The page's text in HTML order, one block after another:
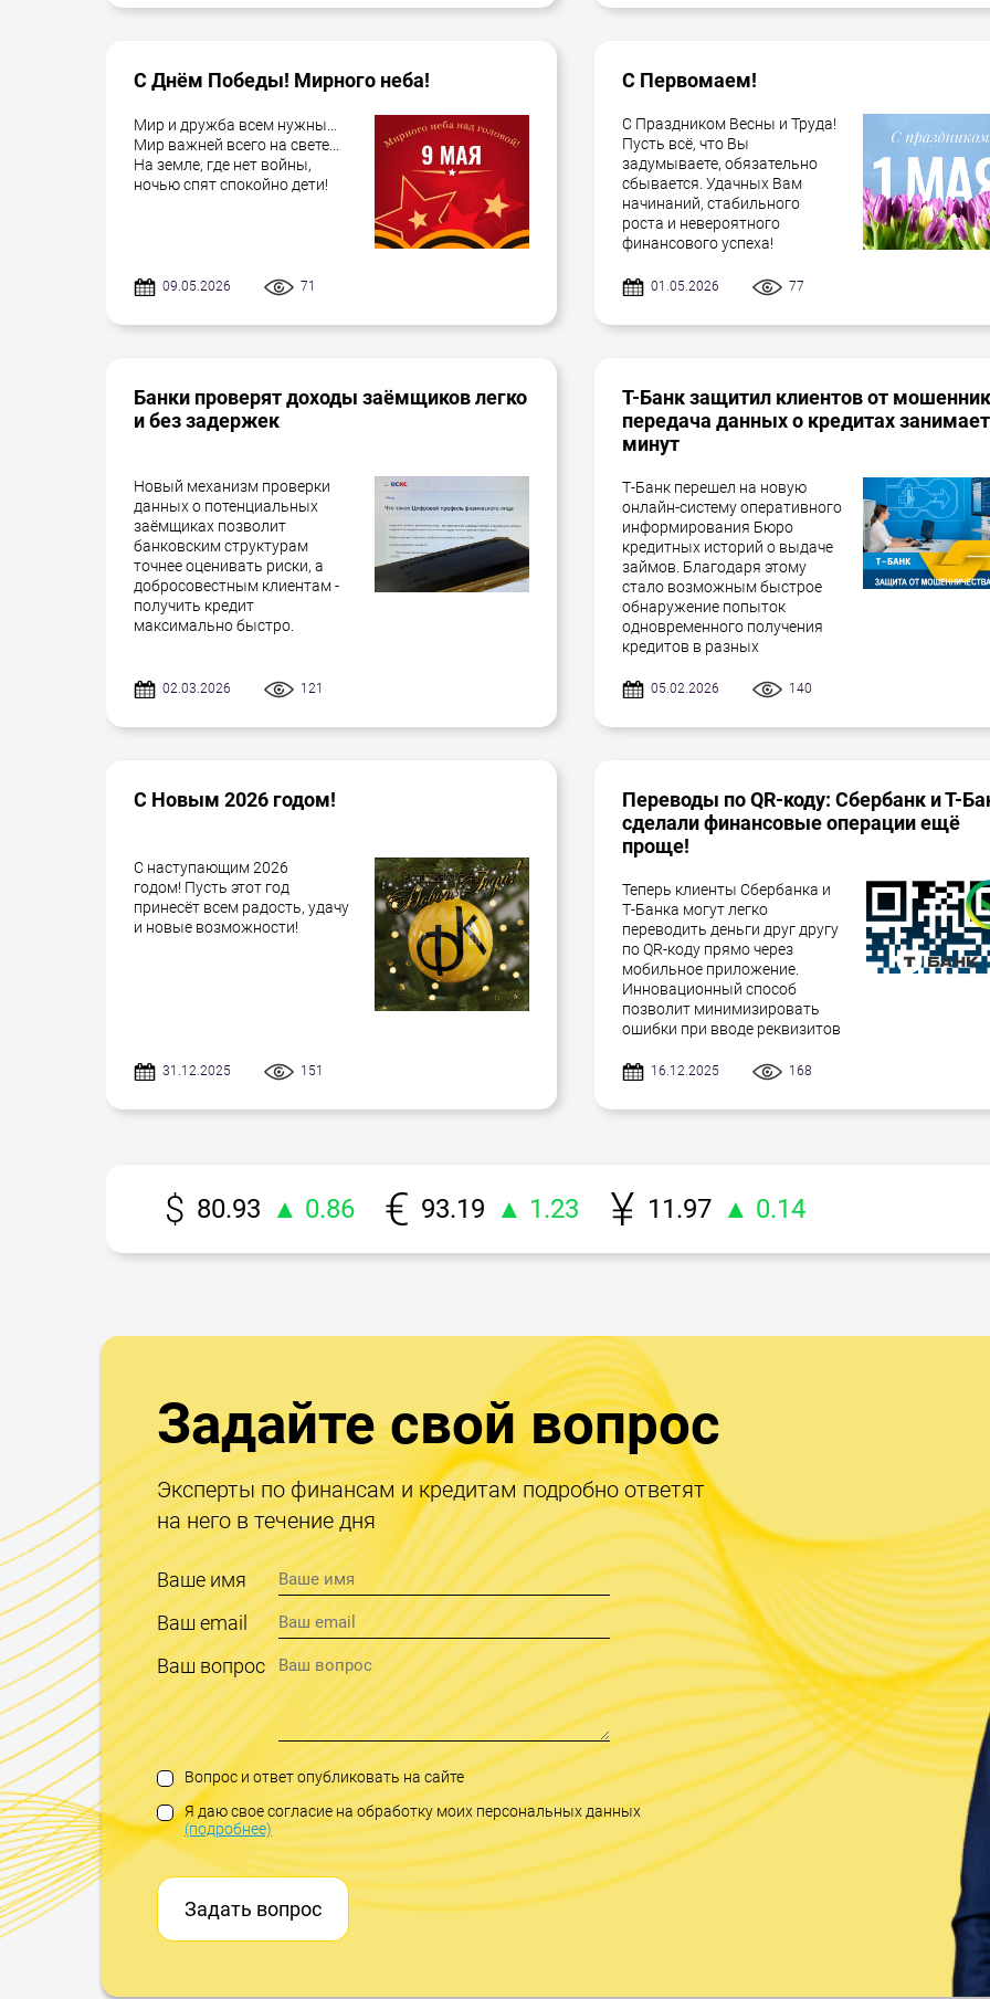
С Днём Победы! Мирного неба!
Мир и дружба всем нужны...
Мир важней всего на свете...
На земле, где нет войны,
ночью спят спокойно дети!
09.05.2026 71
С Первомаем!
С Праздником Весны и Труда!
Пусть всё, что Вы
задумываете, обязательно
сбывается. Удачных Вам
начинаний, стабильного
роста и невероятного
финансового успеха!
01.05.2026 77
Банки проверят доходы заёмщиков легко
и без задержек
Новый механизм проверки
данных о потенциальных
заёмщиках позволит
банковским структурам
точнее оценивать риски, а
добросовестным клиентам -
получить кредит
максимально быстро.
02.03.2026 121
Т-Банк защитил клиентов от
передача данных о кредитах
минут
Т-Банк перешел на новую
онлайн-систему оперативного
информирования Бюро
кредитных историй о выдаче
займов. Благодаря этому
стало возможным быстрое
обнаружение попыток
одновременного получения
кредитов в разных
05.02.2026 140
С Новым 2026 годом!
С наступающим 2026
годом! Пусть этот год
принесёт всем радость, удачу
и новые возможности!
31.12.2025 151
Переводы по QR-коду: Сбербанк и Т-
сделали финансовые операции ещё
проще!
Теперь клиенты Сбербанка и
Т-Банка могут легко
переводить деньги друг другу
по QR-коду прямо через
мобильное приложение.
Инновационный способ
позволит минимизировать
ошибки при вводе реквизитов
16.12.2025 168
80.93 ▲ 0.86 93.19 ▲ 1.23 11.97 ▲ 0.14
Задайте свой вопрос
Эксперты по финансам и кредитам подробно ответят
на него в течение дня
Ваше имя
Ваш email
Ваш вопрос
Вопрос и ответ опубликовать на сайте
Я даю свое согласие на обработку моих персональных данных
(подробнее)
Задать вопрос